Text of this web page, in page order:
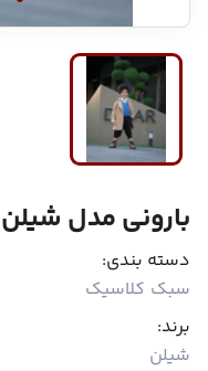
بارونی مدل
دسته بندی:
سبک کلاسیک
برند:
شیلن